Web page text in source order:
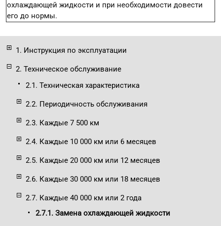
1. Инструкция по эксплуатации
2. Техническое обслуживание
2.1. Техническая характеристика
2.2. Периодичность обслуживания
2.3. Каждые 7 500 км
2.4. Каждые 10 000 км или 6 месяцев
2.5. Каждые 20 000 км или 12 месяцев
2.6. Каждые 30 000 км или 18 месяцев
2.7. Каждые 40 000 км или 2 года
2.7.1. Замена охлаждающей жидкости
охлаждающей жидкости и при необходимости довести
его до нормы.